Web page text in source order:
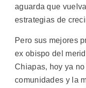
aguarda que
estrategias de
Pero sus mejores
ex obispo del
Chiapas, hoy ya
comunidades y la